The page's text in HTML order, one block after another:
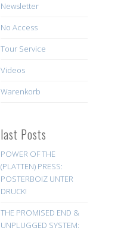
Newsletter
No Access
Tour Service
Videos
Warenkorb
last Posts
POWER OF THE
(PLATTEN) PRESS:
POSTERBOIZ UNTER
DRUCK!
THE PROMISED END &
UNPLUGGED SYSTEM: